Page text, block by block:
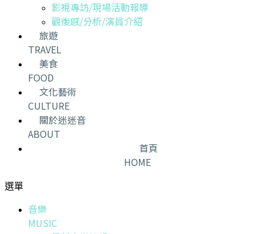
影視專訪/現場活動報導
觀後感/分析/演員介紹
旅遊
TRAVEL
美食
FOOD
文化藝術
CULTURE
關於迷迷音
ABOUT
首頁
HOME
選單
音樂
MUSIC